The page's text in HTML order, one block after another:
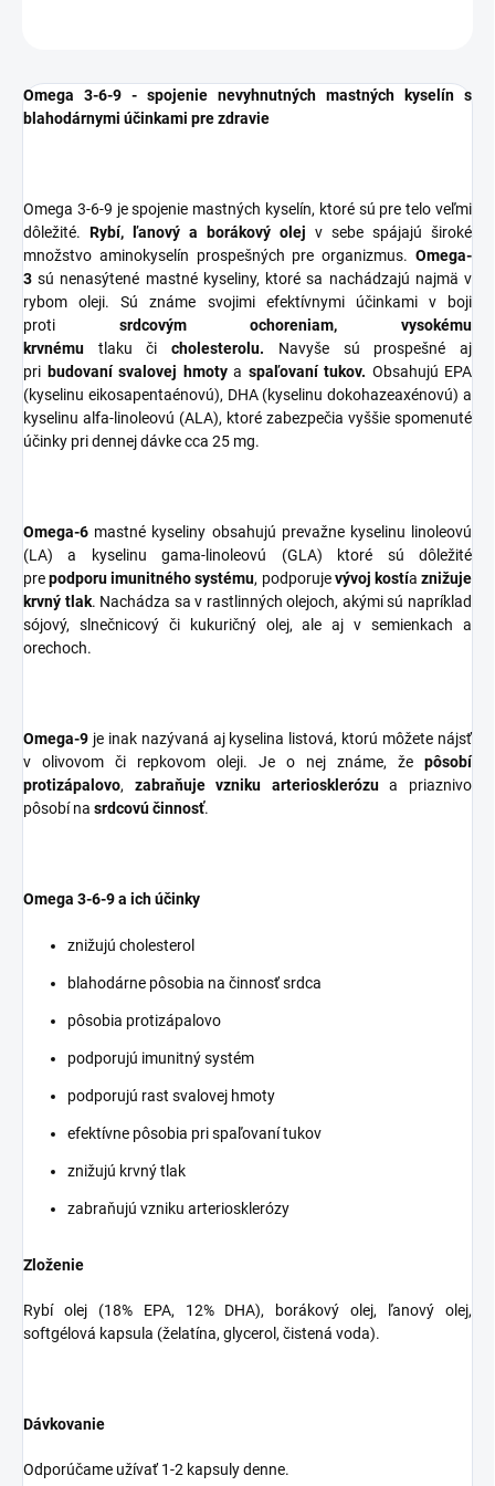
Omega 3-6-9 - spojenie nevyhnutných mastných kyselín s
blahodárnymi účinkami pre zdravie
Omega 3-6-9 je spojenie mastných kyselín, ktoré sú pre telo veľmi
dôležité. Rybí, ľanový a borákový olej v sebe spájajú široké
množstvo aminokyselín prospešných pre organizmus. Omega-
3 sú nenasýtené mastné kyseliny, ktoré sa nachádzajú najmä v
rybom oleji. Sú známe svojimi efektívnymi účinkami v boji
proti srdcovým ochoreniam, vysokému
krvnému tlaku čicholesterolu. Navyše sú prospešné aj
pri budovaní svalovej hmoty a spaľovaní tukov. Obsahujú EPA
(kyselinu eikosapentaénovú), DHA (kyselinu dokohazeaxénovú) a
kyselinu alfa-linoleovú (ALA), ktoré zabezpečia vyššie spomenuté
účinky pri dennej dávke cca 25 mg.
Omega-6 mastné kyseliny obsahujú prevažne kyselinu linoleovú
(LA) a kyselinu gama-linoleovú (GLA) ktoré sú dôležité
prepodporu imunitného systému, podporujevývoj kostíaznižuje
krvný tlak. Nachádza sa v rastlinných olejoch, akými sú napríklad
sójový, slnečnicový či kukuričný olej, ale aj v semienkach a
orechoch.
Omega-9 je inak nazývaná aj kyselina listová, ktorú môžete nájsť
v olivovom či repkovom oleji. Je o nej známe, že pôsobí
protizápalovo, zabraňuje vzniku arteriosklerózua priaznivo
pôsobí na srdcovú činnosť.
Omega 3-6-9 a ich účinky
znižujú cholesterol
blahodárne pôsobia na činnosť srdca
pôsobia protizápalovo
podporujú imunitný systém
podporujú rast svalovej hmoty
efektívne pôsobia pri spaľovaní tukov
znižujú krvný tlak
zabraňujú vzniku arteriosklerózy
Zloženie
Rybí olej (18% EPA, 12% DHA), borákový olej, ľanový olej,
softgélová kapsula (želatína, glycerol, čistená voda).
Dávkovanie
Odporúčame užívať 1-2 kapsuly denne.